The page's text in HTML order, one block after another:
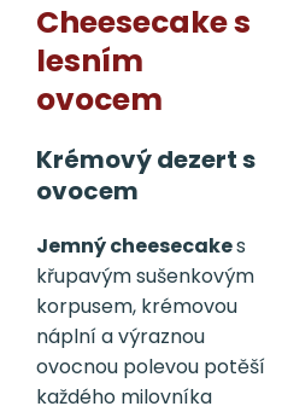
Cheesecake s
lesním
ovocem
Krémový dezert s
ovocem
Jemný cheesecakes
křupavým sušenkovým
korpusem, krémovou
náplní a výraznou
ovocnou polevou potěší
každého milovníka